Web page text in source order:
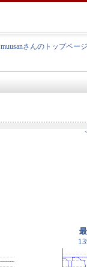
muusanさんのトップページ